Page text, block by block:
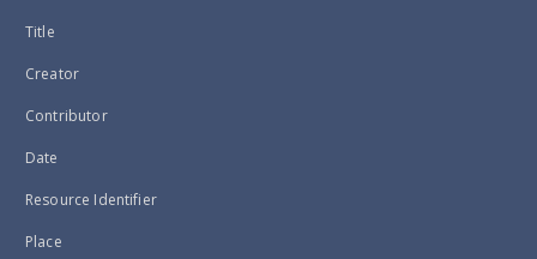
Title
Creator
Contributor
Date
Resource Identifier
Place